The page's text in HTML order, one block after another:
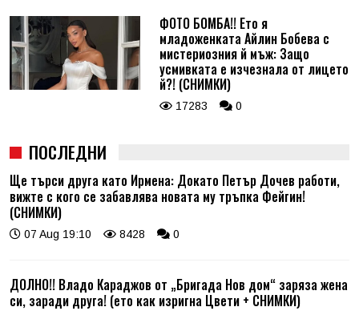
ФОТО БОМБА!! Ето я
младоженката Айлин Бобева с
мистериозния й мъж: Защо
усмивката е изчезнала от лицето
й?! (СНИМКИ)
17283 0
ПОСЛЕДНИ
Ще търси друга като Ирмена: Докато Петър Дочев работи,
вижте с кого се забавлява новата му тръпка Фейгин!
(СНИМКИ)
07 Aug 19:10 8428 0
ДОЛНО!! Владо Караджов от „Бригада Нов дом“ заряза жена
си, заради друга! (ето как изригна Цвети + СНИМКИ)